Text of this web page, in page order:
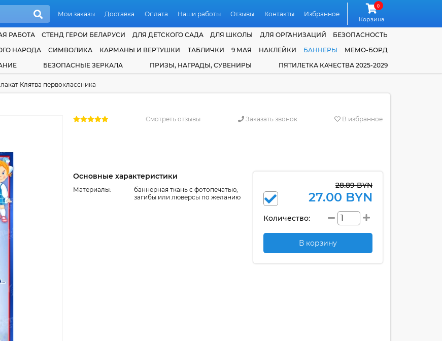
Мои заказы Доставка Оплата Наши работы Отзывы Контакты Избранное
0
Корзина
РАБОТА СТЕНД ГЕРОИ БЕЛАРУСИ ДЛЯ ДЕТСКОГО САДА ДЛЯ ШКОЛЫ ДЛЯ ОРГАНИЗАЦИЙ
БЕЗОПАСНОСТЬ
НАРОДА СИМВОЛИКА КАРМАНЫ И ВЕРТУШКИ ТАБЛИЧКИ 9 МАЯ НАКЛЕЙКИ БАННЕРЫ
МЕМО-БОРД
БЕЗОПАСНЫЕ ЗЕРКАЛА ПРИЗЫ, НАГРАДЫ, СУВЕНИРЫ ПЯТИЛЕТКА КАЧЕСТВА 2025-2029
Клятва первоклассника
Смотреть отзывы Заказать звонок В избранное
Основные характеристики
Материалы:
баннерная ткань с фотопечатью,
загибы или люверсы по желанию
28.89 BYN
27.00 BYN
Количество:
В корзину